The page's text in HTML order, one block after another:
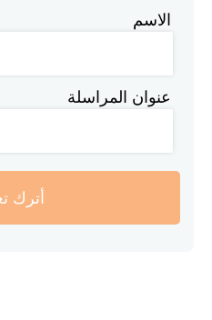
الاسم
عنوان المراسلة
أترك